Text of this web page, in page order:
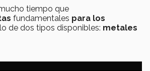
tiempo que
fundamentales para los
de dos tipos disponibles: metales